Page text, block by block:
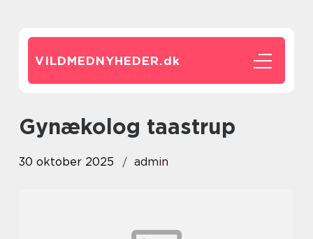
VILDMEDNYHEDER.dk
gynækolog taastrup
30 oktober 2025 admin